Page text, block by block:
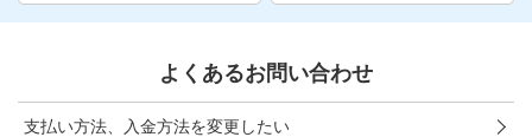
他の講座のよくある質問・手続きはこちら
こどもちゃれんじ
よくあるお問い合わせ
支払い方法、入金方法を変更したい